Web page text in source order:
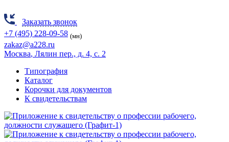
Заказать звонок
+7 (495) 228-09-58 (мн)
zakaz@a228.ru
Москва, Лялин пер., д. 4, с. 2
Типография
Каталог
Корочки для документов
К свидетельствам